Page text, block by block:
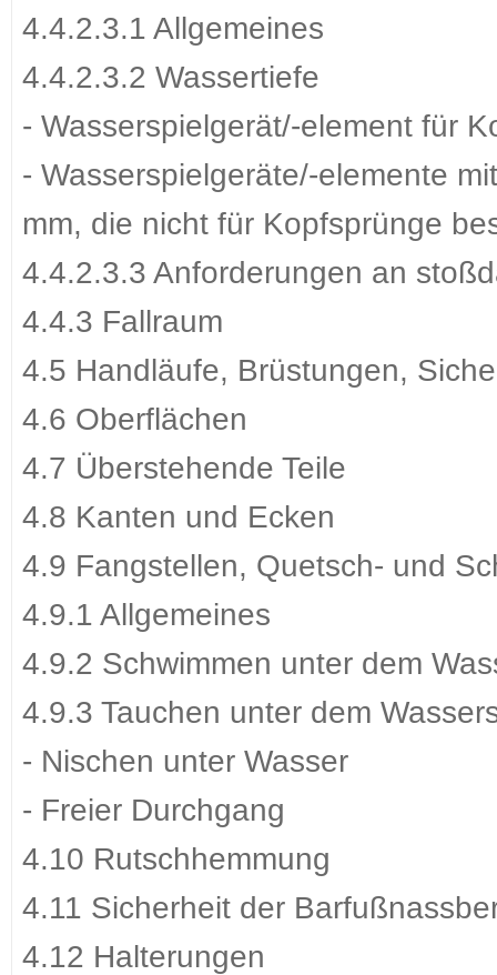
4.4.2.3.1 Allgemeines
4.4.2.3.2 Wassertiefe
- Wasserspielgerät/-element für
- Wasserspielgeräte/-elemente
mm, die nicht für Kopfsprünge
4.4.2.3.3 Anforderungen an
4.4.3 Fallraum
4.5 Handläufe, Brüstungen,
4.6 Oberflächen
4.7 Überstehende Teile
4.8 Kanten und Ecken
4.9 Fangstellen, Quetsch- und
4.9.1 Allgemeines
4.9.2 Schwimmen unter dem
4.9.3 Tauchen unter dem
- Nischen unter Wasser
- Freier Durchgang
4.10 Rutschhemmung
4.11 Sicherheit der
4.12 Halterungen